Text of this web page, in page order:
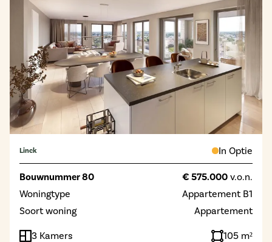
Linck In Optie
Bouwnummer 80 € 575.000 v.o.n.
Woningtype
Appartement B1
Soort woning
Appartement
3 Kamers 105 m²